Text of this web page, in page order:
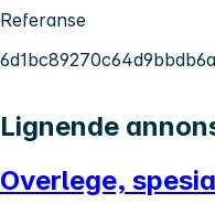
Referanse
Lignende
Overlege,